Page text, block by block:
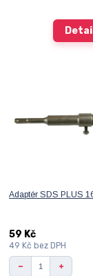
Detail
Adaptér SDS PLUS
59 Kč
49 Kč bez DPH